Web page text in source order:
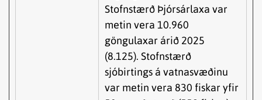
Stofnstærð Þjórsárlaxa var
metin vera 10.960
göngulaxar árið 2025
(8.125). Stofnstærð
sjóbirtings á vatnasvæðinu
var metin vera 830 fiskar yfir